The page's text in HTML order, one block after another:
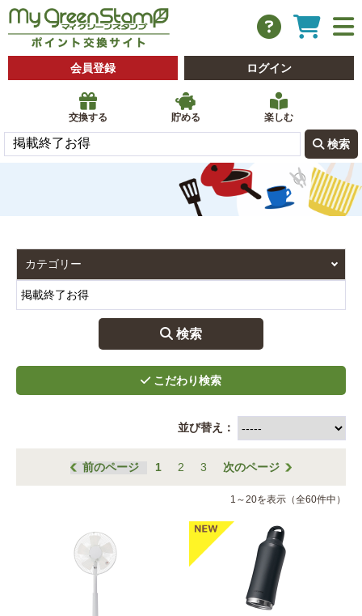
会員登録 ログイン
交換する 貯める 楽しむ
 検索
 検索
並び替え：
前のページ 1 2 3 次のページ
1～20を表示（全60件中）